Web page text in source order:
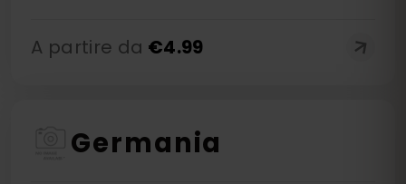
A partire da €4.99
Germania